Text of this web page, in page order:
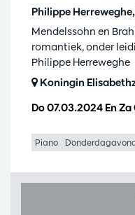
Philippe
Do 07.03.2024 EnZa
Mendelssohn en
romantiek, onder
Philippe Herreweghe
Koningin
Piano